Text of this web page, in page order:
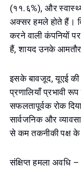
(११.६%), और
अक्सर हमले होते हैं।
करने वाली कंपनियों
हैं, शायद उनके आमतौर
इसके बावजूद, यूएई की
प्रणालियाँ प्रभावी
सफलतापूर्वक रोक
सार्वजनिक और
से कम तकनीकी पक्ष के
संक्षिप्त हमला अवधि –